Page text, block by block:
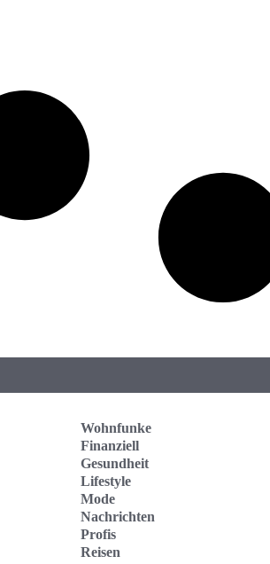
Wohnfunke
Finanziell
Gesundheit
Lifestyle
Mode
Nachrichten
Profis
Reisen